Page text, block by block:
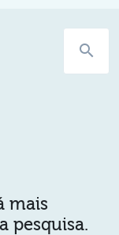
search
mais
pesquisa.